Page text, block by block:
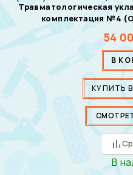
Травматологическая
комплектация №4
54
В
КУПИТЬ
В